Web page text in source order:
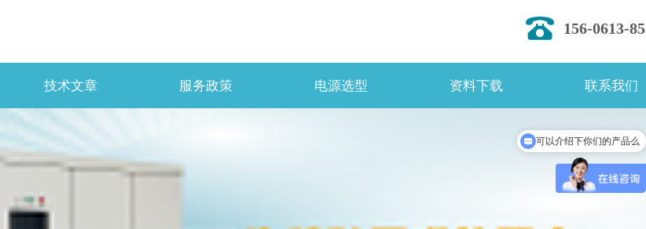
156-0613-
技术文章 服务政策 电源选型 资料下载 联系我们
可以介绍下你们的产品么